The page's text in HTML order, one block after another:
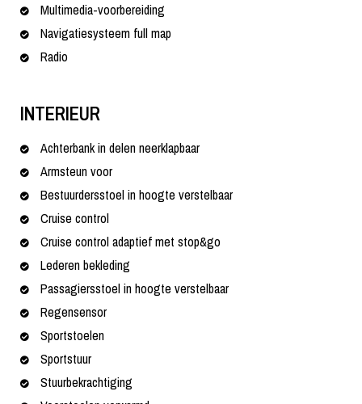
Multimedia-voorbereiding
Navigatiesysteem full map
Radio
INTERIEUR
Achterbank in delen neerklapbaar
Armsteun voor
Bestuurdersstoel in hoogte verstelbaar
Cruise control
Cruise control adaptief met stop&go
Lederen bekleding
Passagiersstoel in hoogte verstelbaar
Regensensor
Sportstoelen
Sportstuur
Stuurbekrachtiging